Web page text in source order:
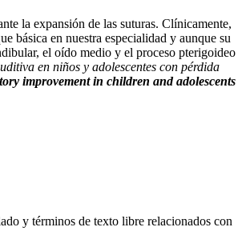
la expansión de las suturas. Clínicamente,
básica en nuestra especialidad y aunque su
el oído medio y el proceso pterigoideo
en niños y adolescentes con pérdida
improvement in children and adolescents
y términos de texto libre relacionados con